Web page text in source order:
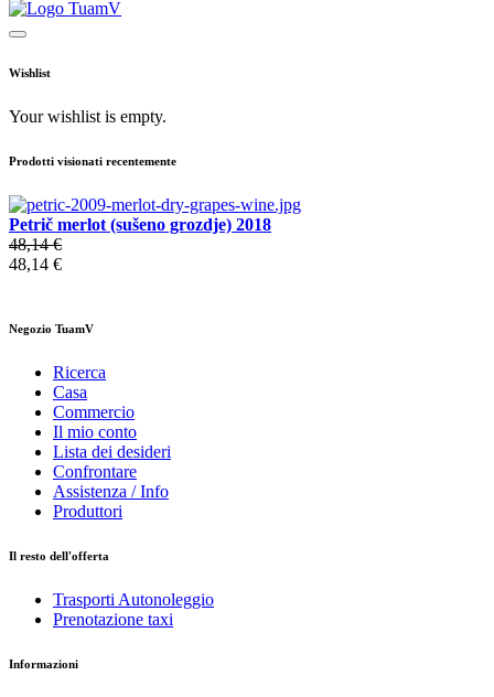
Wishlist
Your wishlist is empty.
Prodotti visionati recentemente
Petrič merlot (sušeno grozdje) 2018
48,14 €
48,14 €
Negozio TuamV
Ricerca
Casa
Commercio
Il mio conto
Lista dei desideri
Confrontare
Assistenza / Info
Produttori
Il resto dell'offerta
Trasporti Autonoleggio
Prenotazione taxi
Informazioni